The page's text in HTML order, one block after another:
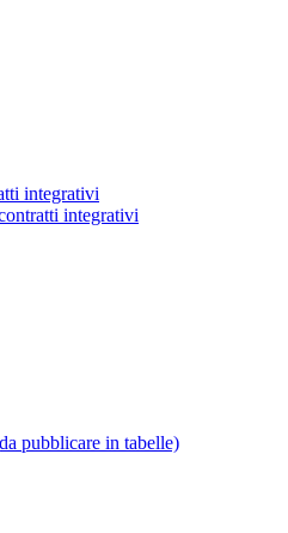
integrativi
integrativi
pubblicare in tabelle)